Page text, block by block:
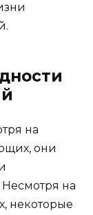
на
они
на
некоторые